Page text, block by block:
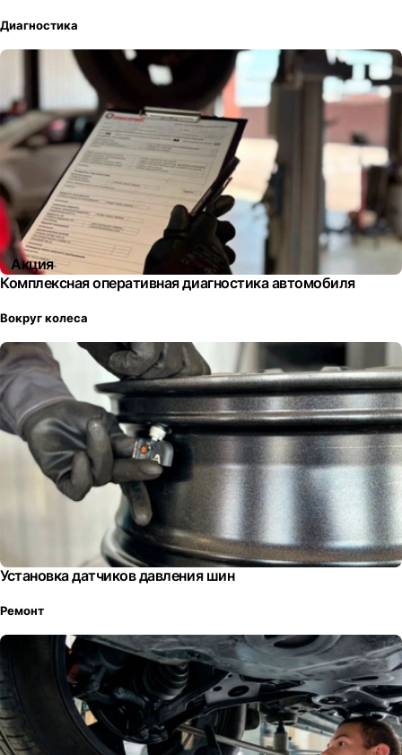
Диагностика
Акция
Комплексная оперативная диагностика автомобиля
Вокруг колеса
Установка датчиков давления шин
Ремонт